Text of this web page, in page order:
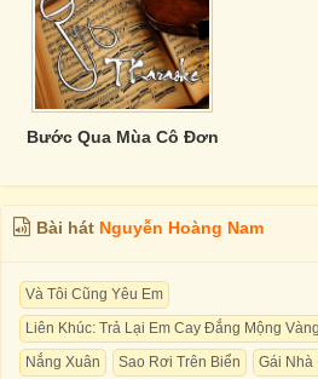
Bước Qua Mùa Cô Đơn
Bài hát Nguyễn Hoàng Nam
Và Tôi Cũng Yêu Em
Liên Khúc: Trả Lại Em Cay Đắng Mộng
Nắng Xuân
Sao Rơi Trên Biển Gái Nhà